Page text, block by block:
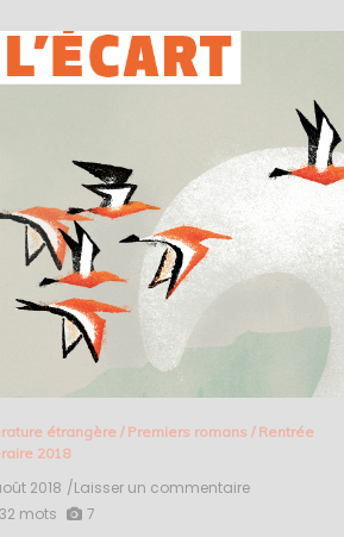
étrangère / Premiers romans / Rentrée
2018
2018 /Laisser un commentaire
mots 7